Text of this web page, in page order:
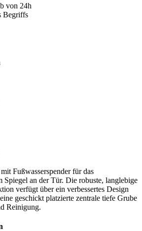
von 24h
Begriffs
Fußwasserspender für das
Spiegel an der Tür. Die robuste, langlebige
verfügt über ein verbessertes Design
geschickt platzierte zentrale tiefe Grube
Reinigung.